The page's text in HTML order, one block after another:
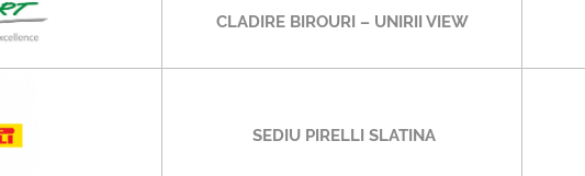
CLADIRE BIROURI – UNIRII VIEW
SEDIU PIRELLI SLATINA